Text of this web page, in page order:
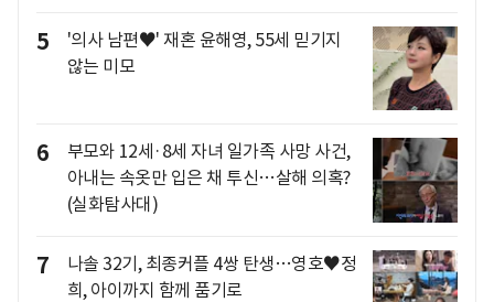
5
'의사 남편♥' 재혼 윤해영, 55세 믿기지
않는 미모
6
부모와 12세·8세 자녀 일가족 사망 사건,
아내는 속옷만 입은 채 투신…살해 의혹?
(실화탐사대)
7
나솔 32기, 최종커플 4쌍 탄생…영호♥정
희, 아이까지 함께 품기로